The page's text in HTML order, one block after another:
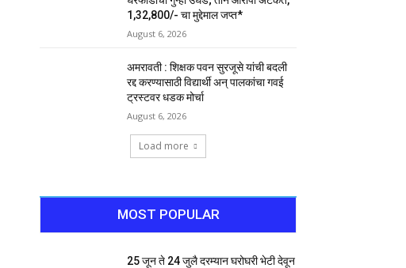
₹1,32,800/- चा मुद्देमाल जप्त*
August 6, 2026
अमरावती : शिक्षक पवन सुरजूसे यांची बदली
रद्द करण्यासाठी विद्यार्थी अन् पालकांचा गवई
ट्रस्टवर धडक मोर्चा
August 6, 2026
Load more
MOST POPULAR
25 जून ते 24 जुलै दरम्यान घरोघरी भेटी देवून